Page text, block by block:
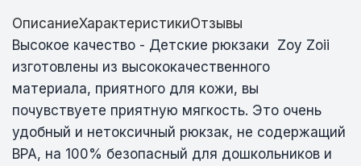
ОписаниеХарактеристикиОтзывы
Высокое качество - Детские рюкзаки Zoy Zoii
изготовлены из высококачественного
материала, приятного для кожи, вы
почувствуете приятную мягкость. Это очень
удобный и нетоксичный рюкзак, не содержащий
BPA, на 100% безопасный для дошкольников и